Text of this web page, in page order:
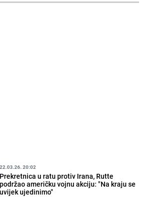
22.03.26. 20:02
Prekretnica u ratu protiv Irana, Rutte
podržao američku vojnu akciju: "Na kraju se
uvijek ujedinimo"